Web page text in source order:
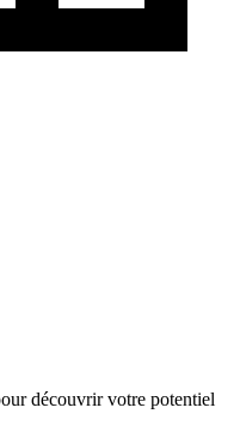
découvrir votre potentiel